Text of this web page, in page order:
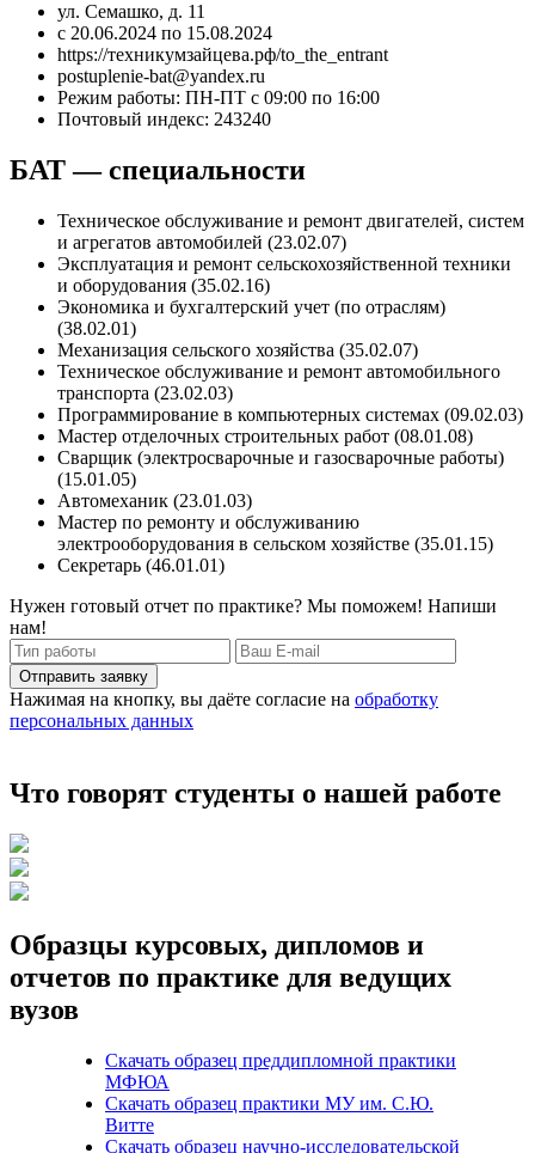
ул. Семашко, д. 11
с 20.06.2024 по 15.08.2024
https://техникумзайцева.рф/to_the_entrant
postuplenie-bat@yandex.ru
Режим работы: ПН-ПТ с 09:00 по 16:00
Почтовый индекс: 243240
БАТ — специальности
Техническое обслуживание и ремонт двигателей, систем
и агрегатов автомобилей (23.02.07)
Эксплуатация и ремонт сельскохозяйственной техники
и оборудования (35.02.16)
Экономика и бухгалтерский учет (по отраслям)
(38.02.01)
Механизация сельского хозяйства (35.02.07)
Техническое обслуживание и ремонт автомобильного
транспорта (23.02.03)
Программирование в компьютерных системах (09.02.03)
Мастер отделочных строительных работ (08.01.08)
Сварщик (электросварочные и газосварочные работы)
(15.01.05)
Автомеханик (23.01.03)
Мастер по ремонту и обслуживанию
электрооборудования в сельском хозяйстве (35.01.15)
Секретарь (46.01.01)
Нужен готовый отчет по практике? Мы поможем! Напиши
нам!
Отправить заявку
Нажимая на кнопку, вы даёте согласие на обработку
персональных данных
Что говорят студенты о нашей работе
Образцы курсовых, дипломов и
отчетов по практике для ведущих
вузов
Скачать образец преддипломной практики
МФЮА
Скачать образец практики МУ им. С.Ю.
Витте
Скачать образец научно-исследовательской